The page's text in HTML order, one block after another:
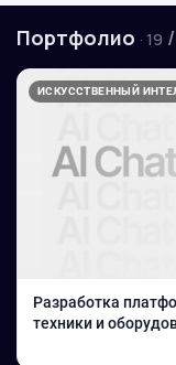
Портфолио · 19
ИСКУССТВЕННЫЙ
Разработка
техники и